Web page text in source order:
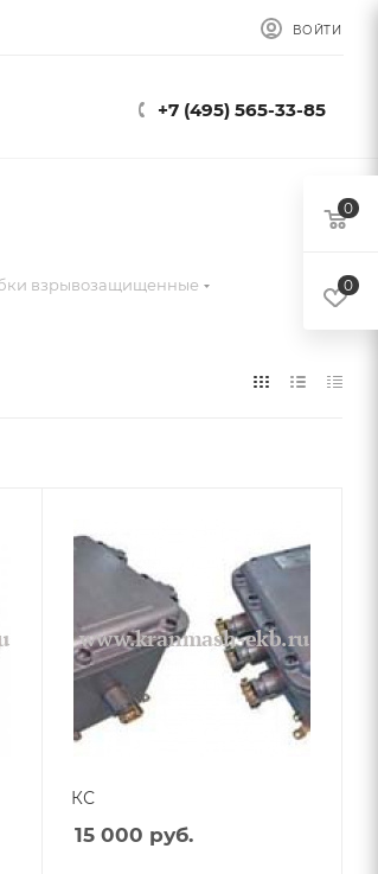
ВОЙТИ
+7 (495) 565-33-85
взрывозащищенные
КС
15 000 руб.
0
0